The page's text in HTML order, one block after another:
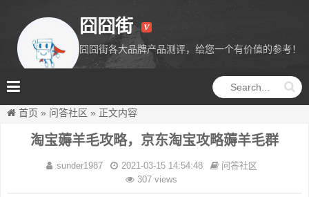
囧囧街
囧囧街各大品牌产品测评，给您一个有价值的参考！
首页 » 问答社区 » 正文内容
淘宝薅羊毛攻略，京东淘宝攻略薅羊毛群
sunder1987 2021-03-15 14:54:48
问答社区
307 views